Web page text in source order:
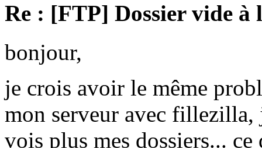
Re : [FTP] Dossier vide à
bonjour,
je crois avoir le même
mon serveur avec fillezilla,
vois plus mes dossiers...